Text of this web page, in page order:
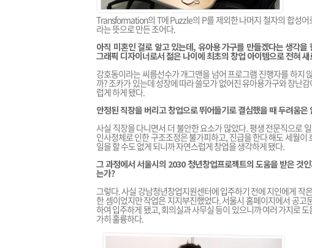
Transformation의 T에 Puzzle의 P를 제외한 나머지 철자의 합성
라는 뜻으로 만든 조어다.
아직 미혼인 걸로 알고 있는데, 유아용 가구를 만들겠다는 생각
그래픽 디자이너로서 젊은 나이에 최초의 창업 아이템으로 전혀
강호동이라는 씨름선수가 개그맨을 넘어 프로그램 진행자를 하지
까? 조카가 있는데 성장에 따라 쓸모가 없어진 유아용가구와 장난
럽게 하게 됐다.
안정된 직장을 버리고 창업으로 뛰어들기로 결심했을 때 두려움은
사실 직장을 다니면서 더 불안한 요소가 많았다. 평생 전문직으로
인사정체로 인한 구조조정은 불가피하고, 진급을 한다 해도 세월
일을 할 수도 없게 되니까 자연스럽게 창업을 생각하게 됐다.
그 과정에서 서울시의 2030 청년창업프로젝트의 도움을 받은 것
는가?
그렇다. 사실 강남청년창업지원센터에 입주하기 전에 지인에게 작
한 셈이었지만 작업은 지지부진했었다. 서울시 홈페이지에서 공
하여 입주하게 됐고, 회의실과 사무실 등이 있으니까 여러 가지로
가히 훌륭하다.